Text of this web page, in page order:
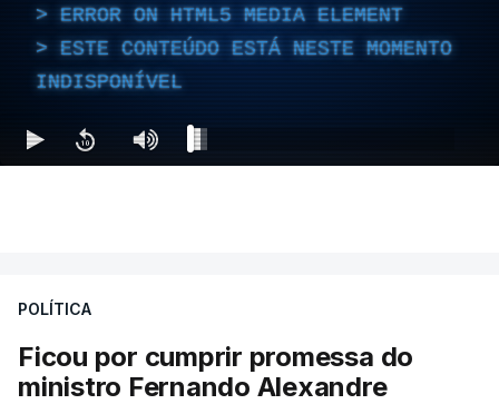
ERROR ON HTML5 MEDIA ELEMENT
ESTE CONTEÚDO ESTÁ NESTE MOMENTO
INDISPONÍVEL
POLÍTICA
Ficou por cumprir promessa do
ministro Fernando Alexandre